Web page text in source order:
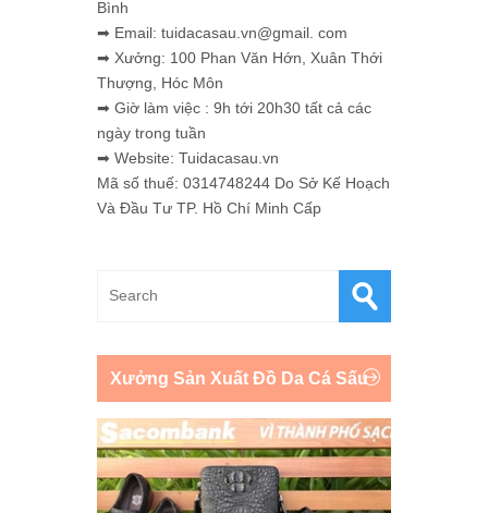
Bình
➡ Email: tuidacasau.vn@gmail. com
➡ Xưởng: 100 Phan Văn Hớn, Xuân Thới
Thượng, Hóc Môn
➡ Giờ làm việc : 9h tới 20h30 tất cả các
ngày trong tuần
➡ Website: Tuidacasau.vn
Mã số thuế: 0314748244 Do Sở Kế Hoạch
Và Đầu Tư TP. Hồ Chí Minh Cấp
Xưởng Sản Xuất Đồ Da Cá Sấu